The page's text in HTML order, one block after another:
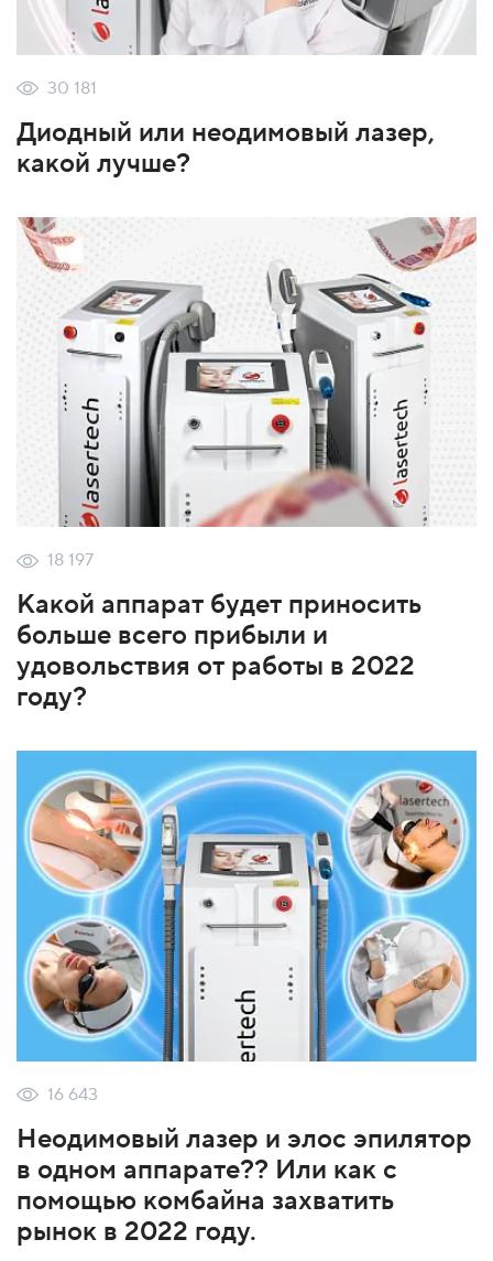
30 181
Диодный или неодимовый лазер,
какой лучше?
18 197
Какой аппарат будет приносить
больше всего прибыли и
удовольствия от работы в 2022
году?
16 643
Неодимовый лазер и элос эпилятор
в одном аппарате?? Или как с
помощью комбайна захватить
рынок в 2022 году.